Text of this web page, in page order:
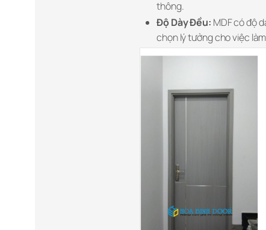
thông.
Độ Dày Đều: MDF có độ
chọn lý tưởng cho việc